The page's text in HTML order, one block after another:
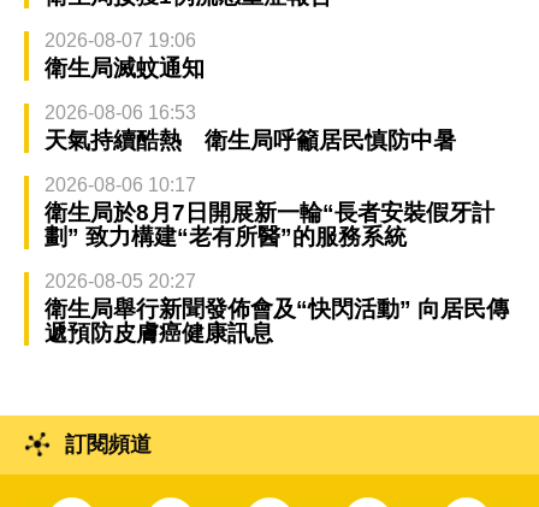
2026-08-07 19:06
衛生局滅蚊通知
2026-08-06 16:53
天氣持續酷熱 衛生局呼籲居民慎防中暑
2026-08-06 10:17
衛生局於8月7日開展新一輪“長者安裝假牙計
劃” 致力構建“老有所醫”的服務系統
2026-08-05 20:27
衛生局舉行新聞發佈會及“快閃活動” 向居民傳
遞預防皮膚癌健康訊息
訂閱頻道